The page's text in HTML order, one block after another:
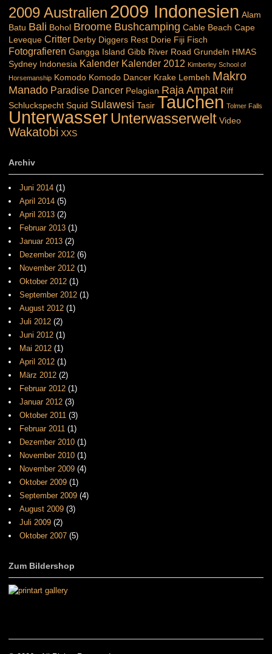
2009 Australien 2009 Indonesien Alam
Batu Bali Bohol Broome Bushcamping Cable Beach Cape
Leveque Critter Derby Diggers Rest Dorie Fiji Fisch
Fotografieren Gangga Island Gibb River Road Grundeln HMAS
Sydney Indonesia Kalender Kalender 2012 Kimberley School of
Horsemanship Komodo Komodo Dancer Krake Lembeh Makro
Manado Paradise Dancer Pelagian Raja Ampat Riff
Schluckspecht Squid Sulawesi Tasir Tauchen Tolmer Falls
UnterwasserUnterwasserwelt Video
Wakatobi XXS
Archiv
Juni 2014 (1)
April 2014 (5)
April 2013 (2)
Februar 2013 (1)
Januar 2013 (2)
Dezember 2012 (6)
November 2012 (1)
Oktober 2012 (1)
September 2012 (1)
August 2012 (1)
Juli 2012 (2)
Juni 2012 (1)
Mai 2012 (1)
April 2012 (1)
März 2012 (2)
Februar 2012 (1)
Januar 2012 (3)
Oktober 2011 (3)
Februar 2011 (1)
Dezember 2010 (1)
November 2010 (1)
November 2009 (4)
Oktober 2009 (1)
September 2009 (4)
August 2009 (3)
Juli 2009 (2)
Oktober 2007 (5)
Zum Bildershop